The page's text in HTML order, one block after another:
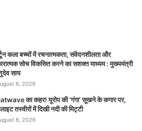
कला बच्चों में रचनात्मकता, संवेदनशीलता और
सोच विकसित करने का सशक्त माध्यम : मुख्यमंत्री
साय
6, 2026
का कहर! यूरोप की ‘गंगा’ सूखने के कगार पर,
तस्वीरों में दिखी नदी की मिट्टी
6, 2026